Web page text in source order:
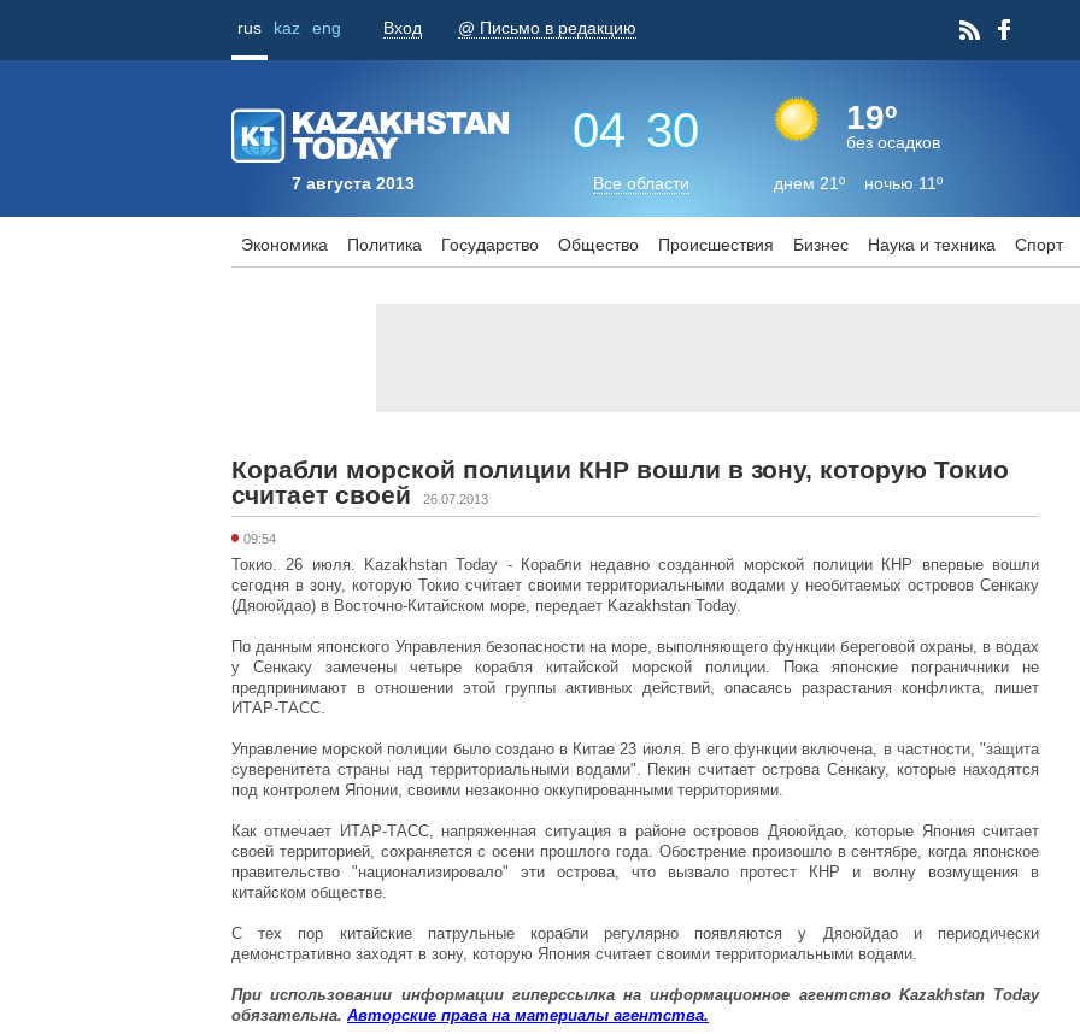
rus kaz eng Вход @ Письмо в редакцию
7 августа 2013
04 30
Все области
19º
без осадков
днем 21º ночью 11º
Экономика Политика Государство Общество Происшествия Бизнес Наука и техника Спорт
Корабли морской полиции КНР вошли в зону, которую Токио
считает своей
26.07.2013
09:54
Токио. 26 июля. Kazakhstan Today - Корабли недавно созданной морской полиции КНР впервые вошли
сегодня в зону, которую Токио считает своими территориальными водами у необитаемых островов Сенкаку
(Дяоюйдао) в Восточно-Китайском море, передает Kazakhstan Today.
По данным японского Управления безопасности на море, выполняющего функции береговой охраны, в водах
у Сенкаку замечены четыре корабля китайской морской полиции. Пока японские пограничники не
предпринимают в отношении этой группы активных действий, опасаясь разрастания конфликта, пишет
ИТАР-ТАСС.
Управление морской полиции было создано в Китае 23 июля. В его функции включена, в частности, "защита
суверенитета страны над территориальными водами". Пекин считает острова Сенкаку, которые находятся
под контролем Японии, своими незаконно оккупированными территориями.
Как отмечает ИТАР-ТАСС, напряженная ситуация в районе островов Дяоюйдао, которые Япония считает
своей территорией, сохраняется с осени прошлого года. Обострение произошло в сентябре, когда японское
правительство "национализировало" эти острова, что вызвало протест КНР и волну возмущения в
китайском обществе.
С тех пор китайские патрульные корабли регулярно появляются у Дяоюйдао и периодически
демонстративно заходят в зону, которую Япония считает своими территориальными водами.
При использовании информации гиперссылка на информационное агентство Kazakhstan Today
обязательна. Авторские права на материалы агентства.